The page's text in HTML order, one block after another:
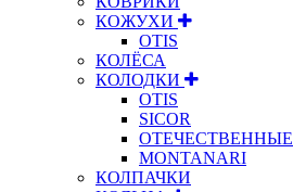
КОЖУХИ
OTIS
КОЛЁСА
КОЛОДКИ
OTIS
SICOR
ОТЕЧЕСТВЕННЫЕ
MONTANARI
КОЛПАЧКИ